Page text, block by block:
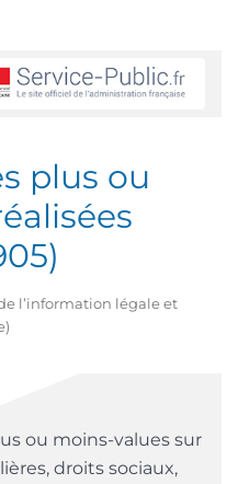
plus ou
l’information légale et
ou moins-values sur
droits sociaux,